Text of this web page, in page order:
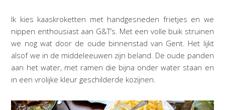
Ik kies kaaskroketten met handgesneden frietjes en we
nippen enthousiast aan G&T’s. Met een volle buik struinen
we nog wat door de oude binnenstad van Gent. Het lijkt
alsof we in de middeleeuwen zijn beland. De oude panden
aan het water, met ramen die bijna onder water staan en
in een vrolijke kleur geschilderde kozijnen.